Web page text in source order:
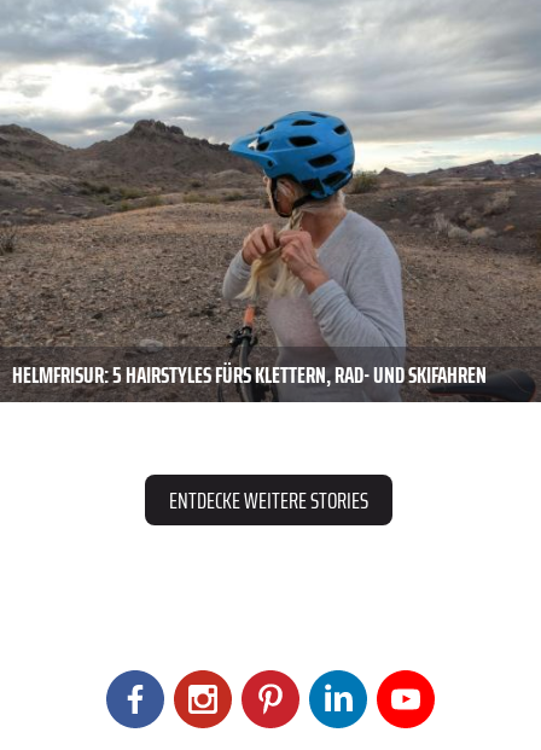
HELMFRISUR: 5 HAIRSTYLES FÜRS KLETTERN, RAD- UND SKIFAHREN
ENTDECKE WEITERE STORIES